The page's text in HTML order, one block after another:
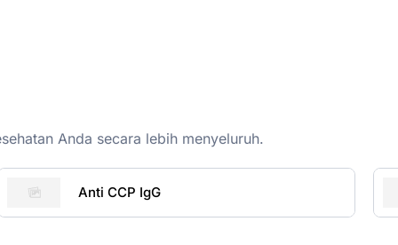
Anda secara lebih menyeluruh.
Anti CCP IgG